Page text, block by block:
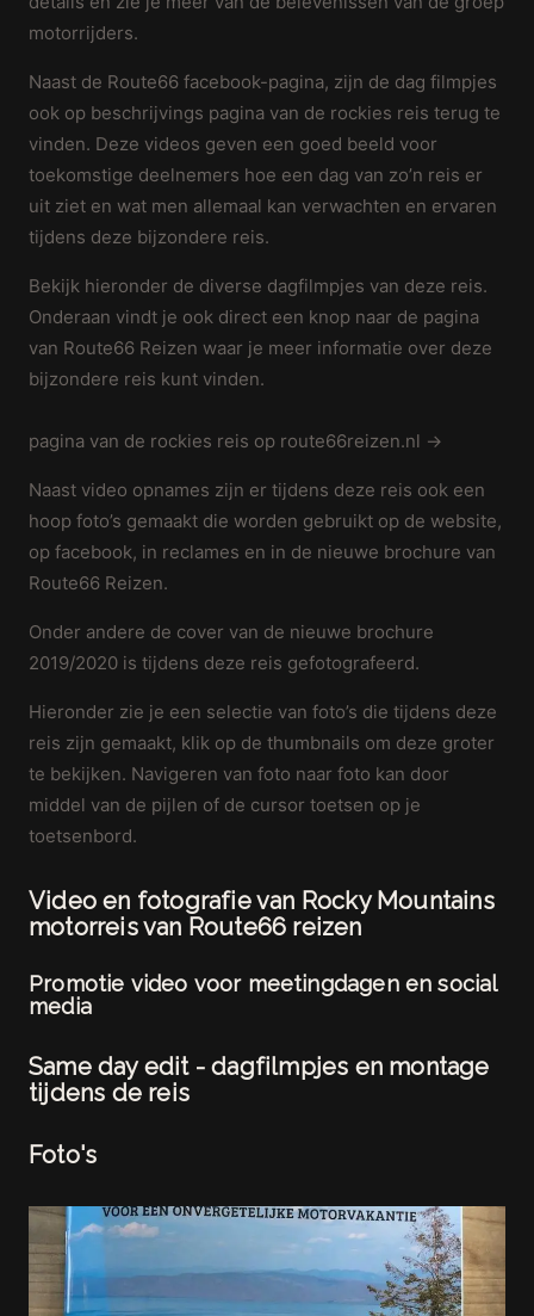
motorrijders.
Naast de Route66 facebook-pagina, zijn de dag filmpjes
ook op beschrijvings pagina van de rockies reis terug te
vinden. Deze videos geven een goed beeld voor
toekomstige deelnemers hoe een dag van zo’n reis er
uit ziet en wat men allemaal kan verwachten en ervaren
tijdens deze bijzondere reis.
Bekijk hieronder de diverse dagfilmpjes van deze reis.
Onderaan vindt je ook direct een knop naar de pagina
van Route66 Reizen waar je meer informatie over deze
bijzondere reis kunt vinden.
pagina van de rockies reis op route66reizen.nl →
Naast video opnames zijn er tijdens deze reis ook een
hoop foto’s gemaakt die worden gebruikt op de website,
op facebook, in reclames en in de nieuwe brochure van
Route66 Reizen.
Onder andere de cover van de nieuwe brochure
2019/2020 is tijdens deze reis gefotografeerd.
Hieronder zie je een selectie van foto’s die tijdens deze
reis zijn gemaakt, klik op de thumbnails om deze groter
te bekijken. Navigeren van foto naar foto kan door
middel van de pijlen of de cursor toetsen op je
toetsenbord.
Video en fotografie van Rocky Mountains
motorreis van Route66 reizen
Promotie video voor meetingdagen en social
media
Same day edit - dagfilmpjes en montage
tijdens de reis
Foto's